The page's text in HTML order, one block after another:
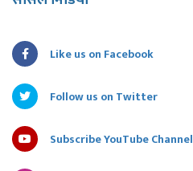
Like us on Facebook
Follow us on Twitter
Subscribe YouTube Channel